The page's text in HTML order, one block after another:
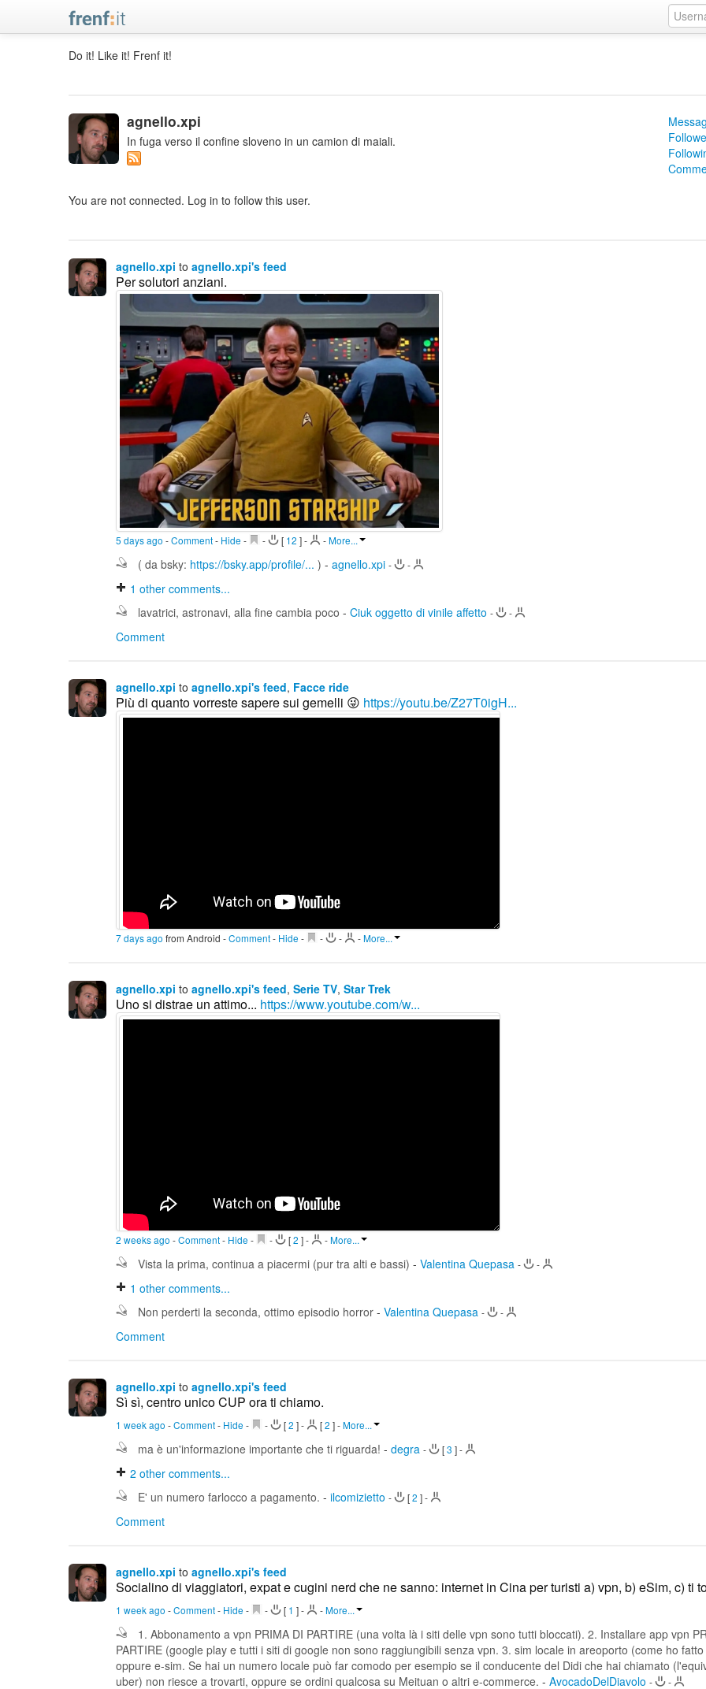
Do it! Like it! Frenf it!
agnello.xpi
In fuga verso il confine sloveno in un camion di maiali.
You are not connected. Log in to follow this user.
agnello.xpi to agnello.xpi's feed
Per solutori anziani.
5 days ago -Comment- Hide - - [ 12 ]- -More...
( da bsky: https://bsky.app/profile/... ) - agnello.xpi - -
1 other comments...
lavatrici, astronavi, alla fine cambia poco - Ciuk oggetto di vinile affetto - -
Comment
agnello.xpi to agnello.xpi's feed, Facce ride
Più di quanto vorreste sapere sui gemelli 😜 https://youtu.be/Z27T0igH...
7 days ago from Android -Comment- Hide - - - -More...
agnello.xpi to agnello.xpi's feed, Serie TV, Star Trek
Uno si distrae un attimo... https://www.youtube.com/w...
2 weeks ago -Comment- Hide - - [2 ]- -More...
Vista la prima, continua a piacermi (pur tra alti e bassi) - Valentina Quepasa - -
1 other comments...
Non perderti la seconda, ottimo episodio horror - Valentina Quepasa - -
Comment
agnello.xpi to agnello.xpi's feed
Sì sì, centro unico CUP ora ti chiamo.
1 week ago -Comment- Hide - - [2 ]- [2 ]-More...
ma è un'informazione importante che ti riguarda! - degra - [3 ]-
2 other comments...
E' un numero farlocco a pagamento. - ilcomizietto - [2 ]-
Comment
agnello.xpi to agnello.xpi's feed
Socialino di viaggiatori, expat e cugini nerd che ne sanno: internet in Cina per turisti a) vpn, b) eSim, c) ti
1 week ago -Comment- Hide - - [ 1 ]- -More...
1. Abbonamento a vpn PRIMA DI PARTIRE (una volta là i siti delle vpn sono tutti bloccati). 2. Installare app vpn
PARTIRE (google play e tutti i siti di google non sono raggiungibili senza vpn. 3. sim locale in areoporto (come ho
oppure e-sim. Se hai un numero locale può far comodo per esempio se il conducente del Didi che hai chiamato
uber) non riesce a trovarti, oppure se ordini qualcosa su Meituan o altri e-commerce. - AvocadoDelDiavolo - -